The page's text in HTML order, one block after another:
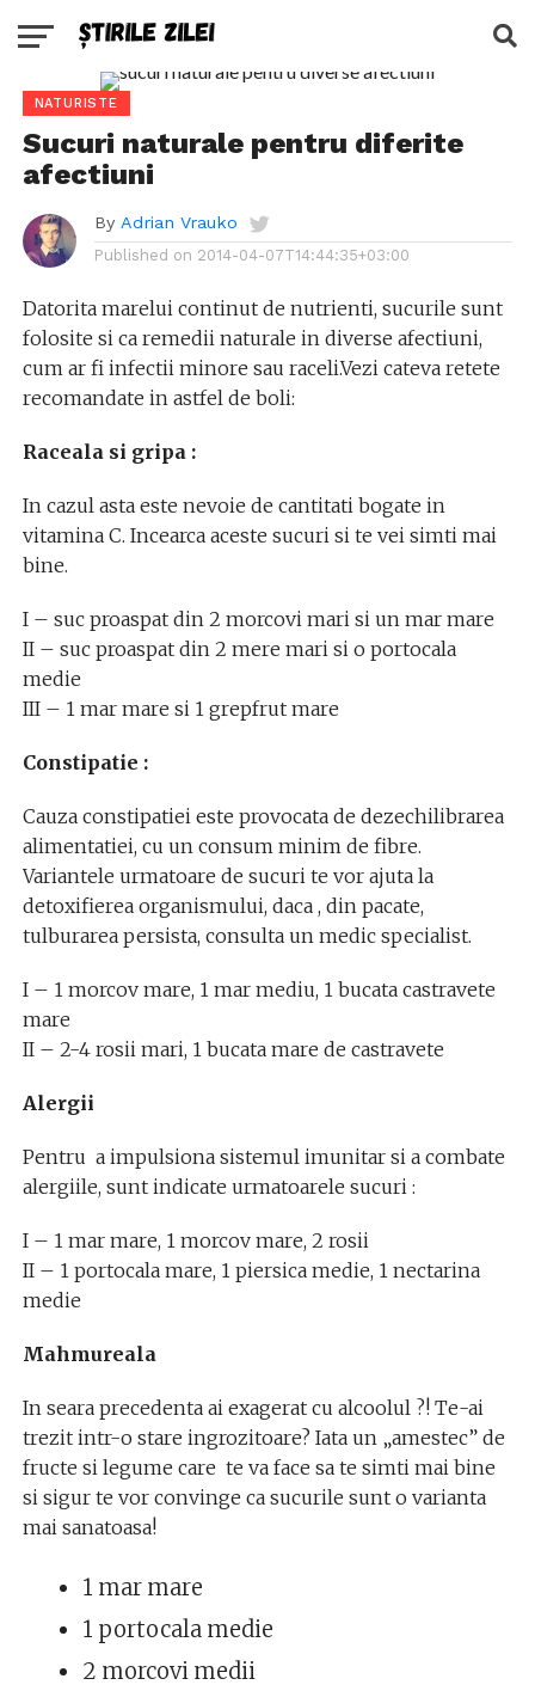
NATURISTE
Sucuri naturale pentru diferite
afectiuni
By Adrian Vrauko
Published on 2014-04-07T14:44:35+03:00
Datorita marelui continut de nutrienti, sucurile sunt
folosite si ca remedii naturale in diverse afectiuni,
cum ar fi infectii minore sau raceli.Vezi cateva retete
recomandate in astfel de boli:
Raceala si gripa :
In cazul asta este nevoie de cantitati bogate in
vitamina C. Incearca aceste sucuri si te vei simti mai
bine.
I – suc proaspat din 2 morcovi mari si un mar mare
II – suc proaspat din 2 mere mari si o portocala
medie
III – 1 mar mare si 1 grepfrut mare
Constipatie :
Cauza constipatiei este provocata de dezechilibrarea
alimentatiei, cu un consum minim de fibre.
Variantele urmatoare de sucuri te vor ajuta la
detoxifierea organismului, daca , din pacate,
tulburarea persista, consulta un medic specialist.
I – 1 morcov mare, 1 mar mediu, 1 bucata castravete
mare
II – 2-4 rosii mari, 1 bucata mare de castravete
Alergii
Pentru a impulsiona sistemul imunitar si a combate
alergiile, sunt indicate urmatoarele sucuri :
I – 1 mar mare, 1 morcov mare, 2 rosii
II – 1 portocala mare, 1 piersica medie, 1 nectarina
medie
Mahmureala
In seara precedenta ai exagerat cu alcoolul ?! Te-ai
trezit intr-o stare ingrozitoare? Iata un „amestec” de
fructe si legume care te va face sa te simti mai bine
si sigur te vor convinge ca sucurile sunt o varianta
mai sanatoasa!
1 mar mare
1 portocala medie
2 morcovi medii